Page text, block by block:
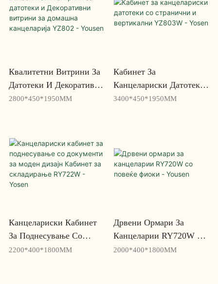
Квалитетни Витрини За
Датотеки И Декоративни
Витрини За Домашна
2800*450*1950MM
Кабинет За
Канцелариски Датотеки
Со Странични И
3400*450*1950MM
Канцелариски Кабинет
За Поднесување Со
Документи За Моден
2200*400*1800MM
Дрвени Ормари За
Канцеларии RY720W Со
Повеќе Фиоки - Yousen
2000*400*1800MM